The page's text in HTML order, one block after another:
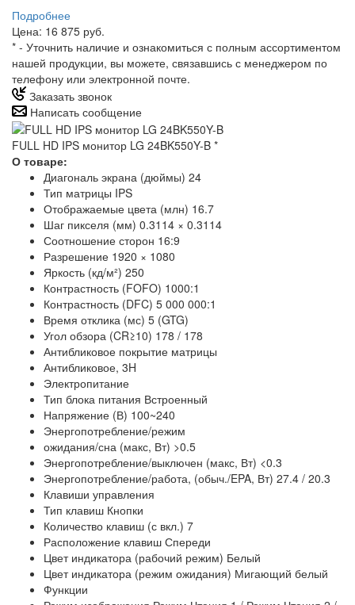
Подробнее
Цена: 16 875 руб.
* - Уточнить наличие и ознакомиться с полным ассортиментом
нашей продукции, вы можете, связавшись с менеджером по
телефону или электронной почте.
Заказать звонок
Написать сообщение
FULL HD IPS монитор LG 24BK550Y-B *
О товаре:
Диагональ экрана (дюймы) 24
Тип матрицы IPS
Отображаемые цвета (млн) 16.7
Шаг пикселя (мм) 0.3114 × 0.3114
Соотношение сторон 16:9
Разрешение 1920 × 1080
Яркость (кд/м²) 250
Контрастность (FOFO) 1000:1
Контрастность (DFC) 5 000 000:1
Время отклика (мс) 5 (GTG)
Угол обзора (CR≥10) 178 / 178
Антибликовое покрытие матрицы
Антибликовое, 3H
Электропитание
Тип блока питания Встроенный
Напряжение (В) 100~240
Энергопотребление/режим
ожидания/сна (макс, Вт) >0.5
Энергопотребление/выключен (макс, Вт) <0.3
Энергопотребление/работа, (обыч./EPA, Вт) 27.4 / 20.3
Клавиши управления
Тип клавиш Кнопки
Количество клавиш (с вкл.) 7
Расположение клавиш Спереди
Цвет индикатора (рабочий режим) Белый
Цвет индикатора (режим ожидания) Мигающий белый
Функции